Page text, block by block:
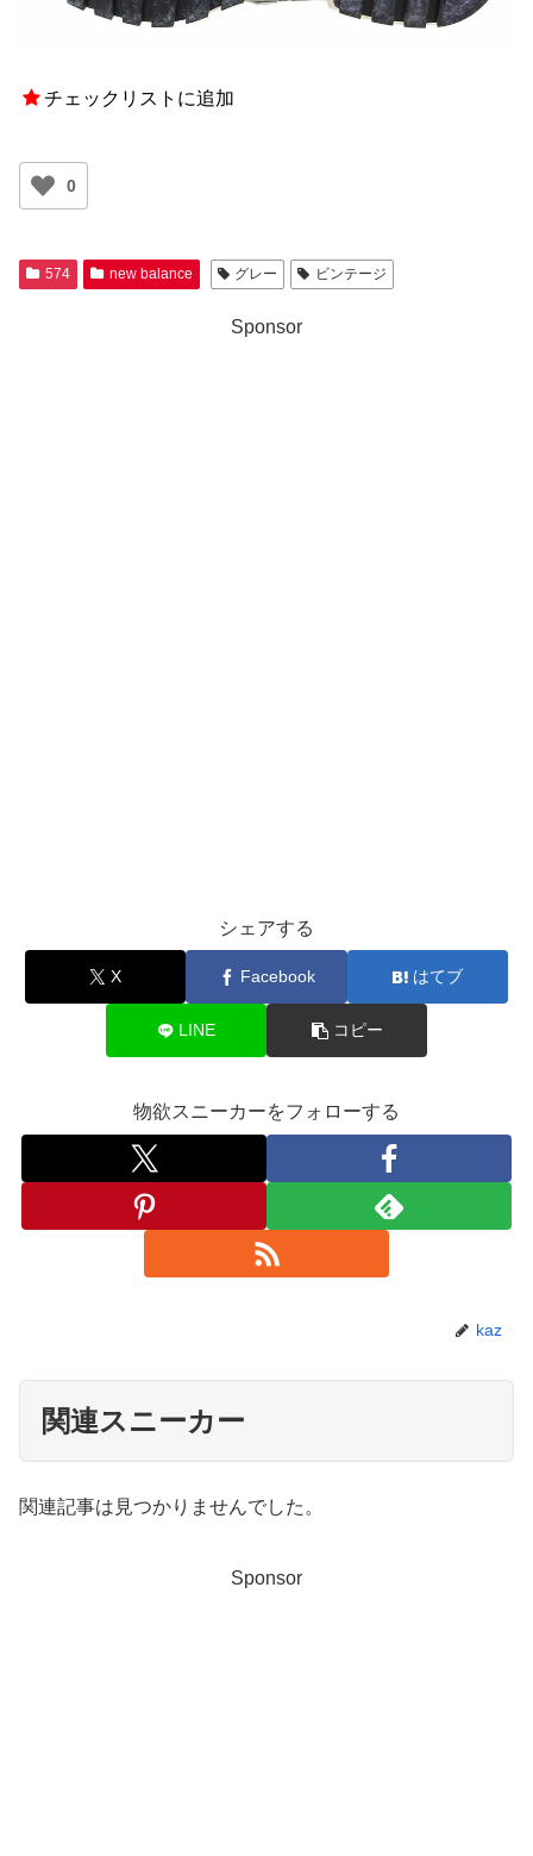
チェックリストに追加
0
574 new balance グレー ビンテージ
Sponsor
シェアする
X Facebook はてブ
LINE コピー
物欲スニーカーをフォローする
kaz
関連スニーカー
関連記事は見つかりませんでした。
Sponsor